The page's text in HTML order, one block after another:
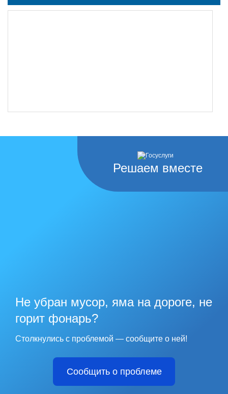
Решаем вместе
Не убран мусор, яма на дороге, не
горит фонарь?
Столкнулись с проблемой — сообщите о ней!
Сообщить о проблеме